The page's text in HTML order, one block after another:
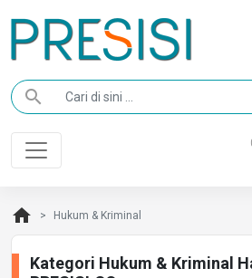
search
home Hukum & Kriminal
Kategori Hukum & Kriminal